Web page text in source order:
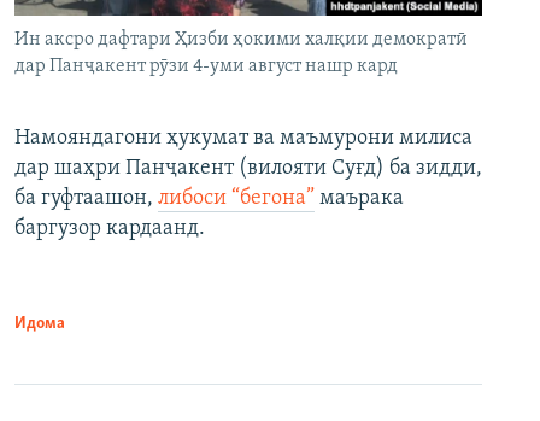
Ин аксро дафтари Ҳизби ҳокими халқии демократӣ
дар Панҷакент рӯзи 4-уми август нашр кард
Намояндагони ҳукумат ва маъмурони милиса
дар шаҳри Панҷакент (вилояти Суғд) ба зидди,
ба гуфтаашон, либоси “бегона” маърака
баргузор кардаанд.
Идома